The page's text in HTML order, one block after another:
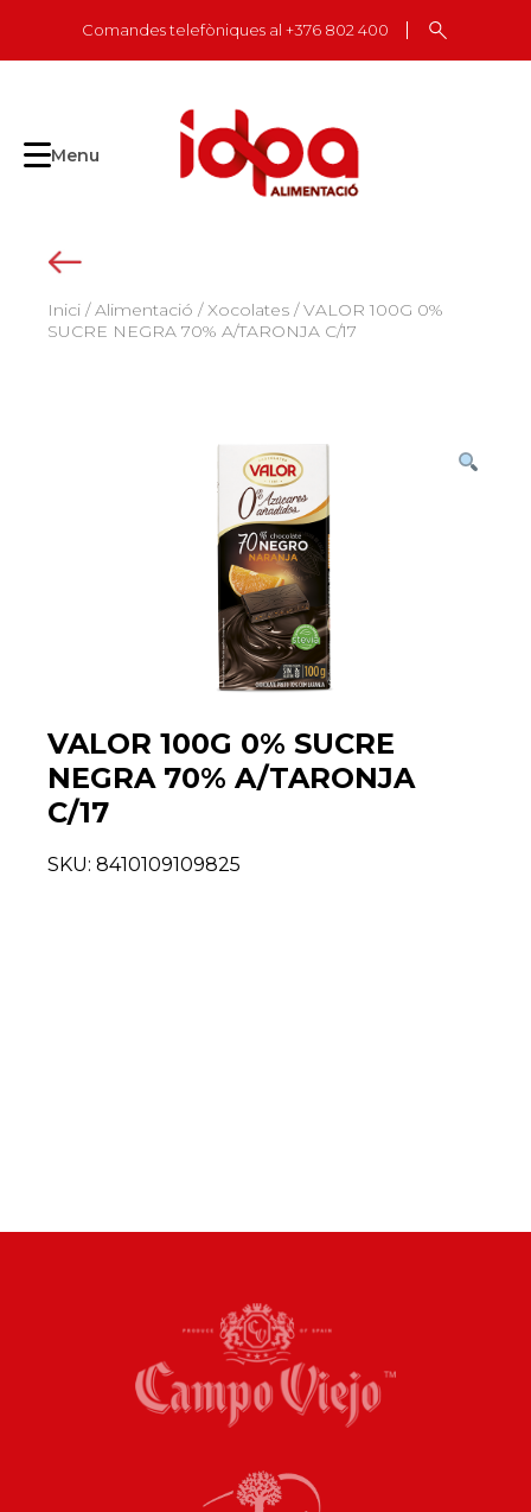
content
Comandes telefòniques al +376 802 400
Menu
Inici /Alimentació /Xocolates / VALOR 100G 0%
SUCRE NEGRA 70% A/TARONJA C/17
VALOR 100G 0% SUCRE
NEGRA 70% A/TARONJA
C/17
SKU: 8410109109825